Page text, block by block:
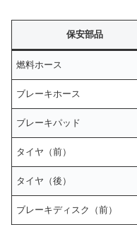
保安部品
燃料ホース
ブレーキホース
ブレーキパッド
タイヤ（前）
タイヤ（後）
ブレーキディスク（前）